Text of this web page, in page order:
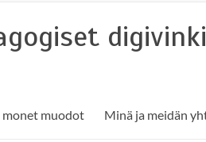
monet muodot Minä ja meidän